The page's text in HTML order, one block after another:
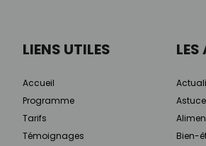
LIENS UTILES
Accueil
Programme
Tarifs
Témoignages
Bien-